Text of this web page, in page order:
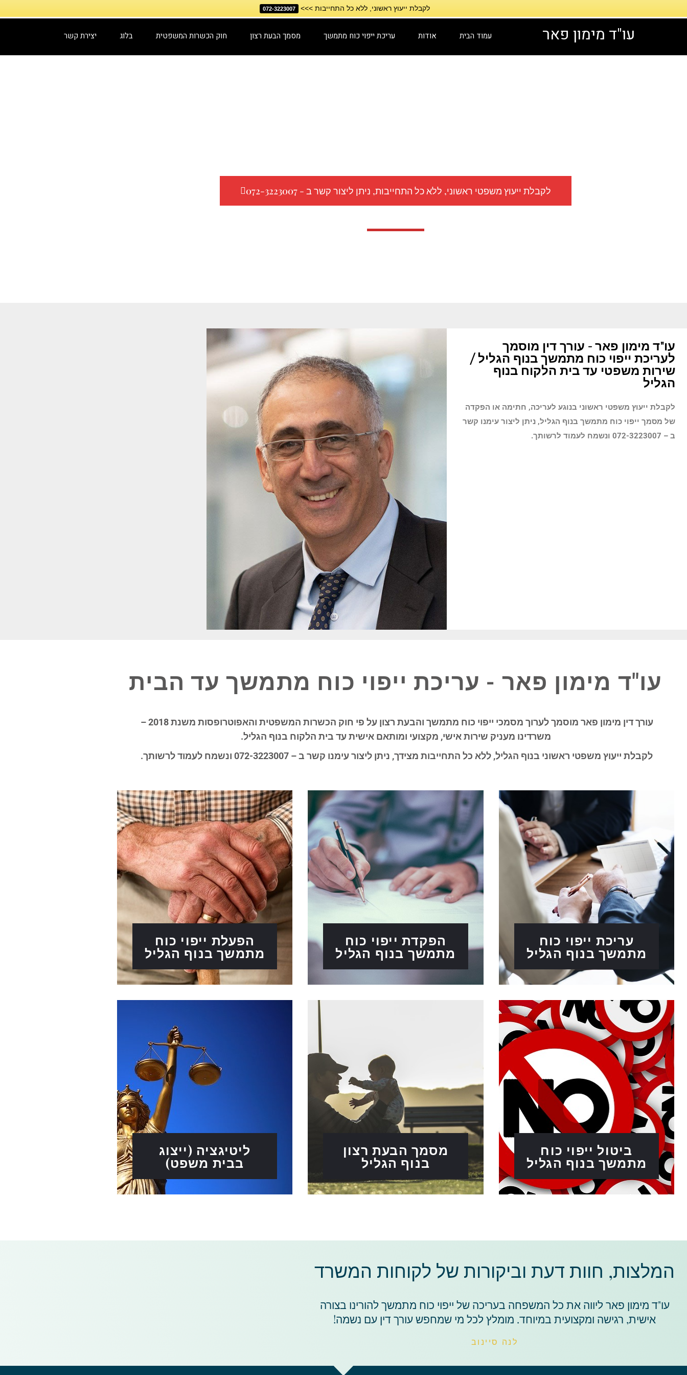
לקבלת ייעוץ ראשוני, ללא כל התחייבות >>> 072-3223007
עו"ד מימון פאר עמוד הבית אודות עריכת ייפוי כוח מתמשך מסמך הבעת רצון חוק הכשרות המשפטית בלוג יצירת קשר
לקבלת ייעוץ משפטי ראשוני, ללא כל התחייבות, ניתן ליצור קשר ב - 072-3223007
עו"ד מימון פאר - עורך דין מוסמך
לעריכת ייפוי כוח מתמשך בנוף הגליל /
שירות משפטי עד בית הלקוח בנוף
הגליל
לקבלת ייעוץ משפטי ראשוני בנוגע לעריכה, חתימה או הפקדה
של מסמך ייפוי כוח מתמשך בנוף הגליל, ניתן ליצור עימנו קשר
ב – 072-3223007 ונשמח לעמוד לרשותך.
עו"ד מימון פאר - עריכת ייפוי כוח מתמשך עד הבית
עורך דין מימון פאר מוסמך לערוך מסמכי ייפוי כוח מתמשך והבעת רצון על פי חוק הכשרות המשפטית והאפוטרופסות משנת 2018 –
משרדינו מעניק שירות אישי, מקצועי ומותאם אישית עד בית הלקוח בנוף הגליל.
לקבלת ייעוץ משפטי ראשוני בנוף הגליל, ללא כל התחייבות מצידך, ניתן ליצור עימנו קשר ב – 072-3223007 ונשמח לעמוד לרשותך.
עריכת ייפוי כוח
מתמשך בנוף הגליל
הפקדת ייפוי כוח
מתמשך בנוף הגליל
הפעלת ייפוי כוח
מתמשך בנוף הגליל
ביטול ייפוי כוח
מתמשך בנוף הגליל
מסמך הבעת רצון
בנוף הגליל
ליטיגציה (ייצוג
בבית משפט)
המלצות, חוות דעת וביקורות של לקוחות המשרד​
עו"ד מימון פאר ליווה את כל המשפחה בעריכה של ייפוי כוח מתמשך להורינו בצורה
אישית, רגישה ומקצועית במיוחד. מומלץ לכל מי שמחפש עורך דין עם נשמה!
לנה סיינוב